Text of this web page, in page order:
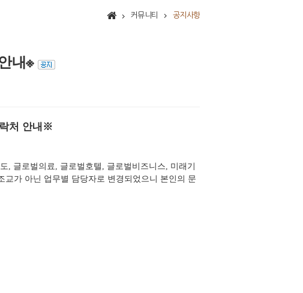
커뮤니티 공지사항
내※
처 안내※
글로벌의료 글로벌호텔 글로벌비즈니스
미래기
교가 아닌 업무별 담당자로 변경되었으니 본인의 문